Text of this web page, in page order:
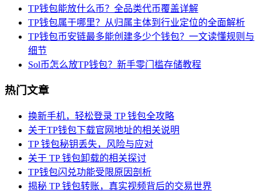
TP钱包能放什么币？全品类代币覆盖详解
TP钱包属于哪里？从归属主体到行业定位的全面解析
TP钱包币安链最多能创建多少个钱包？一文读懂规则与
细节
Sol币怎么放TP钱包？新手零门槛存储教程
热门文章
换新手机，轻松登录 TP 钱包全攻略
关于TP钱包下载官网地址的相关说明
TP 钱包秘钥丢失，风险与应对
关于 TP 钱包卸载的相关探讨
TP钱包闪兑功能受限原因剖析
揭秘 TP 钱包转账，真实视频背后的交易世界